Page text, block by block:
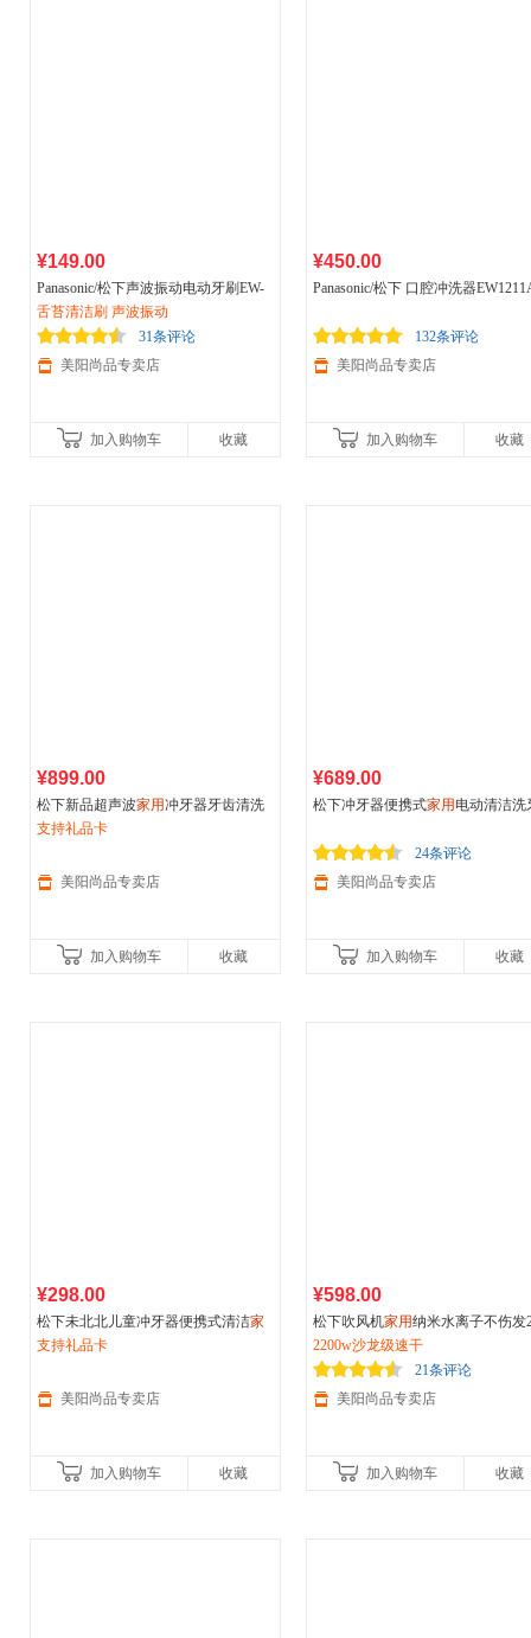
¥149.00
Panasonic/松下声波振动电动牙刷EW-
DS18 便携式牙刷成人
刷 干电池设计 便携式
舌苔清洁刷 声波振动
31条评论
美阳尚品专卖店
加入购物车 收藏
¥450.00
Panasonic/松下 口腔冲洗器
线 气泡式 喷射水流132条评论
美阳尚品专卖店
加入购物车 收藏
¥899.00
松下新品超声波家用冲牙器牙齿清洗
水牙线便携式杀菌洗牙器
支持礼品卡
美阳尚品专卖店
加入购物车 收藏
¥689.00
松下冲牙器便携式家用 电动清洁洗
24条评论
美阳尚品专卖店
加入购物车 收藏
¥298.00
松下未北北儿童冲牙器便携式清洁家
用水牙线
支持礼品卡
美阳尚品专卖店
加入购物车 收藏
¥598.00
松下吹风机家用纳米水离子不伤发
0W大功率冷热风电吹风筒WNA6A
2200w沙龙级速干
21条评论
美阳尚品专卖店
加入购物车 收藏